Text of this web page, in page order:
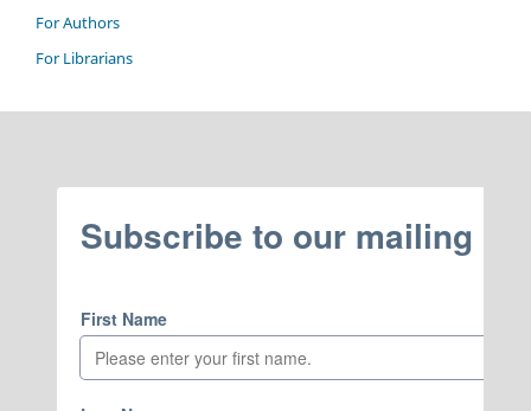
For Authors
For Librarians